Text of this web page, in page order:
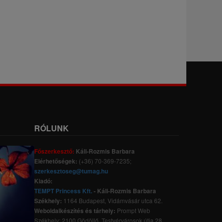
RÓLUNK
Főszerkesztő: Káli-Rozmis Barbara
Elérhetőségek: (+36) 70-369-7235;
szerkesztoseg@tumag.hu
Kiadó:
TEMPT Princess Kft.- Káli-Rozmis Barbara
Székhely: 1164 Budapest, Vidámvásár utca 62.
Weboldalkészítés és tárhely: Prompt Web